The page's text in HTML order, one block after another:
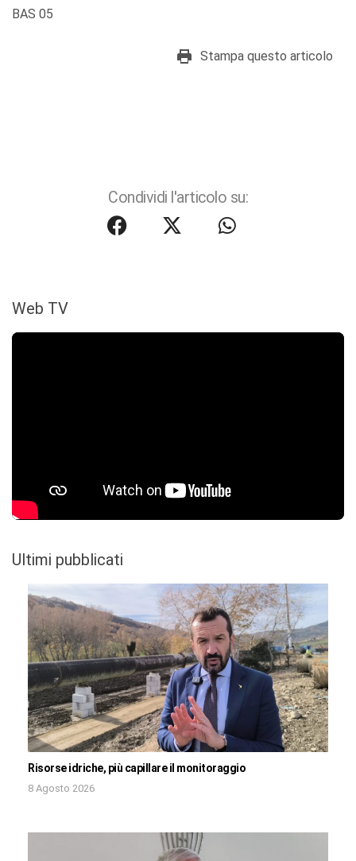
BAS 05
Stampa questo articolo
Condividi l'articolo su:
Web TV
Ultimi pubblicati
Risorse idriche, più capillare il monitoraggio
8 Agosto 2026